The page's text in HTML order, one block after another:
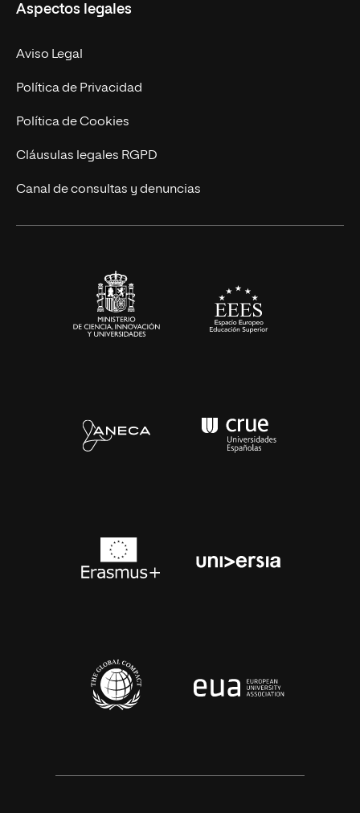
Doctorados
Experto Universitario
Postgrados
Cursos Universitarios
Facultades
Nuestro Equipo
Trabaja en UNIR
Actualidad
UNIR Revista
Eventos
Aspectos legales
Aviso Legal
Política de Privacidad
Política de Cookies
Cláusulas legales RGPD
Canal de consultas y denuncias